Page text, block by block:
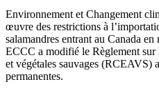
Environnement et Changement
œuvre des restrictions à
salamandres entrant au Canada
ECCC a modifié le Règlement sur
et végétales sauvages (RCEAVS)
permanentes.